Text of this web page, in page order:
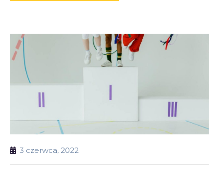
3 czerwca, 2022